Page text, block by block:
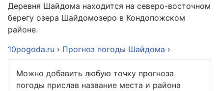
Деревня Шайдома находится на северо-восточном
берегу озера Шайдомозеро в Кондопожском
районе.
10pogoda.ru › Прогноз погоды Шайдома ›
Можно добавить любую точку прогноза
погоды прислав название места и района